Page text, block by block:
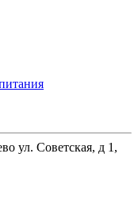
ул. Советская, д 1,